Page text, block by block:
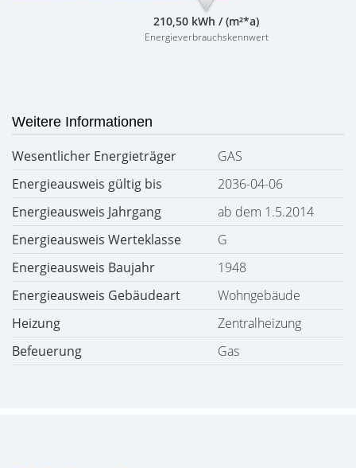
210,50 kWh / (m²*a)
Energieverbrauchskennwert
Weitere Informationen
Wesentlicher Energieträger
GAS
Energieausweis gültig bis
2036-04-06
Energieausweis Jahrgang
ab dem 1.5.2014
Energieausweis Werteklasse
G
Energieausweis Baujahr
1948
Energieausweis Gebäudeart
Wohngebäude
Heizung
Zentralheizung
Befeuerung
Gas